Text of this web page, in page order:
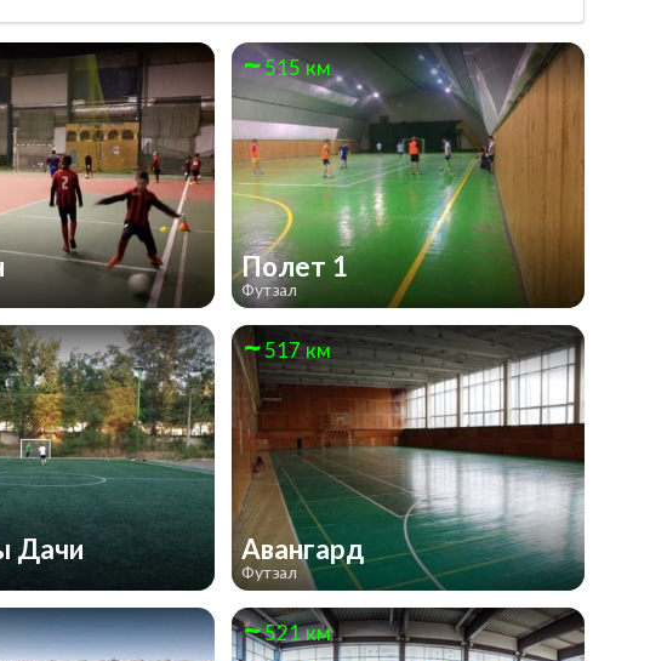
515 км
Полет 1
Футзал
Дачи
517 км
Авангард
Футзал
521 км